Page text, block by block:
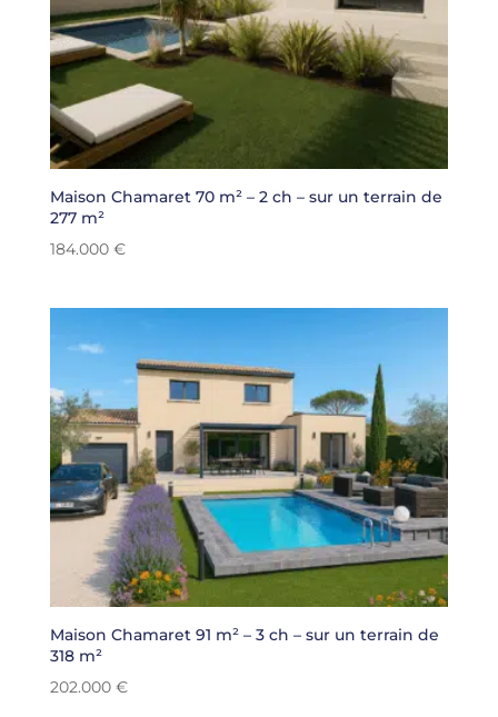
Maison Chamaret 70 m² – 2 ch – sur un terrain de
277 m²
184.000 €
Maison Chamaret 91 m² – 3 ch – sur un terrain de
318 m²
202.000 €